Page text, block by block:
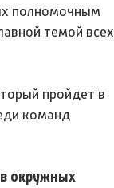
полномочным
темой всех
пройдет в
команд
окружных